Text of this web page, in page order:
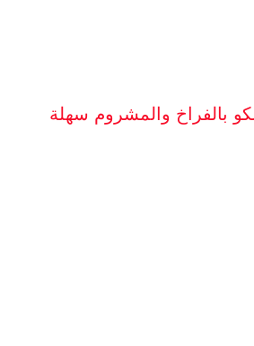
بالفراخ والمشروم سهلة